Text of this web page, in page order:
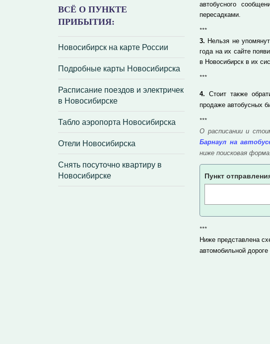
ВСЁ О ПУНКТЕ
ПРИБЫТИЯ:
Новосибирск на карте России
Подробные карты Новосибирска
Расписание поездов и электричек
в Новосибирске
Табло аэропорта Новосибирска
Отели Новосибирска
Снять посуточно квартиру в
Новосибирске
автобусного
пересадками.
***
3. Нельзя не
года на их сайте
в Новосибирск в их
***
4. Стоит также
продаже автобусных
***
О расписании и
Барнаул на
ниже поисковая
Пункт
***
Ниже представлена
автомобильной дороге